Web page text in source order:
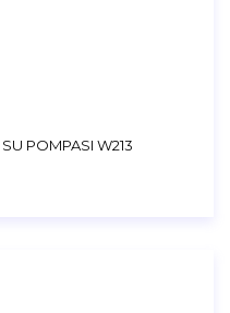
POMPASI W213